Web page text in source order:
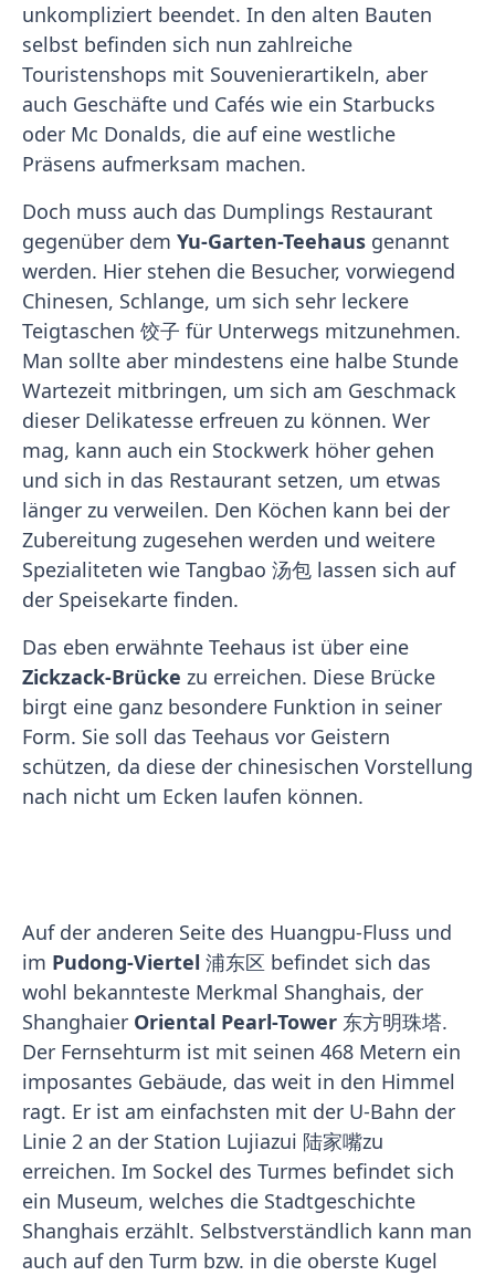
unkompliziert beendet. In den alten Bauten
selbst befinden sich nun zahlreiche
Touristenshops mit Souvenierartikeln, aber
auch Geschäfte und Cafés wie ein Starbucks
oder Mc Donalds, die auf eine westliche
Präsens aufmerksam machen.
Doch muss auch das Dumplings Restaurant
gegenüber dem Yu-Garten-Teehaus genannt
werden. Hier stehen die Besucher, vorwiegend
Chinesen, Schlange, um sich sehr leckere
Teigtaschen 饺子 für Unterwegs mitzunehmen.
Man sollte aber mindestens eine halbe Stunde
Wartezeit mitbringen, um sich am Geschmack
dieser Delikatesse erfreuen zu können. Wer
mag, kann auch ein Stockwerk höher gehen
und sich in das Restaurant setzen, um etwas
länger zu verweilen. Den Köchen kann bei der
Zubereitung zugesehen werden und weitere
Spezialiteten wie Tangbao 汤包 lassen sich auf
der Speisekarte finden.
Das eben erwähnte Teehaus ist über eine
Zickzack-Brücke zu erreichen. Diese Brücke
birgt eine ganz besondere Funktion in seiner
Form. Sie soll das Teehaus vor Geistern
schützen, da diese der chinesischen Vorstellung
nach nicht um Ecken laufen können.
Auf der anderen Seite des Huangpu-Fluss und
im Pudong-Viertel 浦东区 befindet sich das
wohl bekannteste Merkmal Shanghais, der
Shanghaier Oriental Pearl-Tower 东方明珠塔.
Der Fernsehturm ist mit seinen 468 Metern ein
imposantes Gebäude, das weit in den Himmel
ragt. Er ist am einfachsten mit der U-Bahn der
Linie 2 an der Station Lujiazui 陆家嘴zu
erreichen. Im Sockel des Turmes befindet sich
ein Museum, welches die Stadtgeschichte
Shanghais erzählt. Selbstverständlich kann man
auch auf den Turm bzw. in die oberste Kugel